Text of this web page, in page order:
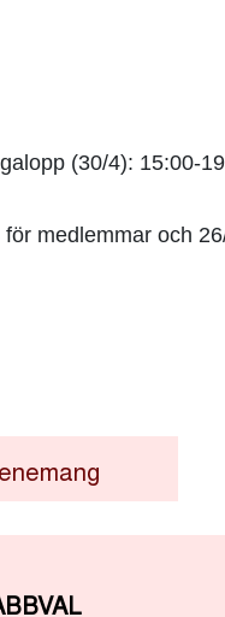
(30/4): 15:00-
medlemmar och